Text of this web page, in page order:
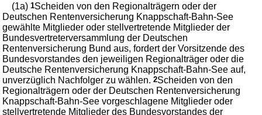
(1a)1Scheiden von den Regionalträgern oder der
Deutschen Rentenversicherung Knappschaft-Bahn-See
gewählte Mitglieder oder stellvertretende Mitglieder der
Bundesvertreterversammlung der Deutschen
Rentenversicherung Bund aus, fordert der Vorsitzende des
Bundesvorstandes den jeweiligen Regionalträger oder die
Deutsche Rentenversicherung Knappschaft-Bahn-See auf,
unverzüglich Nachfolger zu wählen.2Scheiden von den
Regionalträgern oder der Deutschen Rentenversicherung
Knappschaft-Bahn-See vorgeschlagene Mitglieder oder
stellvertretende Mitglieder des Bundesvorstandes der